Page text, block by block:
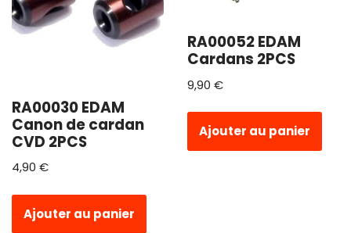
RA00030 EDAM
Canon de cardan
CVD 2PCS
4,90 €
Ajouter au panier
RA00052 EDAM
Cardans 2PCS
9,90 €
Ajouter au panier